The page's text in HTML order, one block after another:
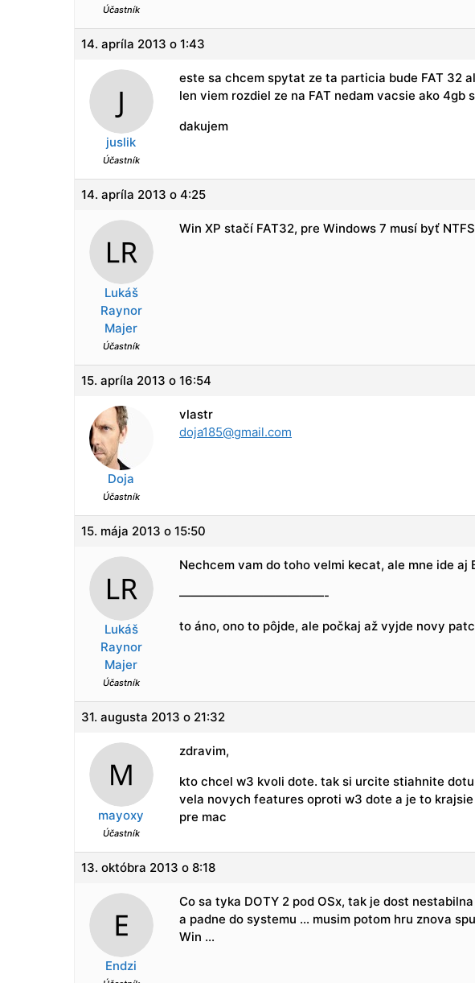
Účastník
14. apríla 2013 o 1:43
juslik
Účastník
este sa chcem spytat ze ta particia bude FAT 32
len viem rozdiel ze na FAT nedam vacsie ako
dakujem
14. apríla 2013 o 4:25
Lukáš
Raynor
Majer
Účastník
Win XP stačí FAT32, pre Windows 7 musí byť NTFS
15. apríla 2013 o 16:54
Doja
Účastník
vlastr
doja185@gmail.com
15. mája 2013 o 15:50
Lukáš
Raynor
Majer
Účastník
Nechcem vam do toho velmi kecat, ale mne ide aj
————————————-
to áno, ono to pôjde, ale počkaj až vyjde novy
31. augusta 2013 o 21:32
mayoxy
Účastník
zdravim,
kto chcel w3 kvoli dote. tak si urcite stiahnite
vela novych features oproti w3 dote a je to
pre mac
13. októbra 2013 o 8:18
Endzi
Co sa tyka DOTY 2 pod OSx, tak je dost
a padne do systemu … musim potom hru znova
Win …